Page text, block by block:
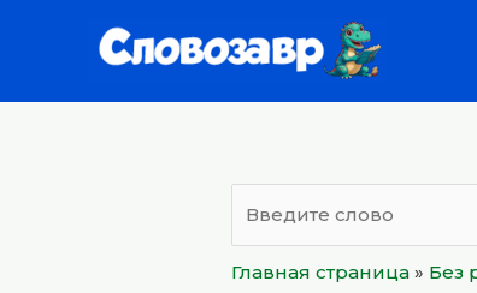
Главная страница » Без